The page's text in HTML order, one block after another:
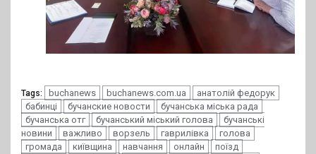
Tags: buchanews buchanews.com.ua
анатолій федорук
бабинці
бучанские новости
бучанська міська рада
бучанська отг
бучанський міський голова
бучанські
новини
важливо ворзель гаврилівка
голова
громада
київщина навчання онлайн
поїзд